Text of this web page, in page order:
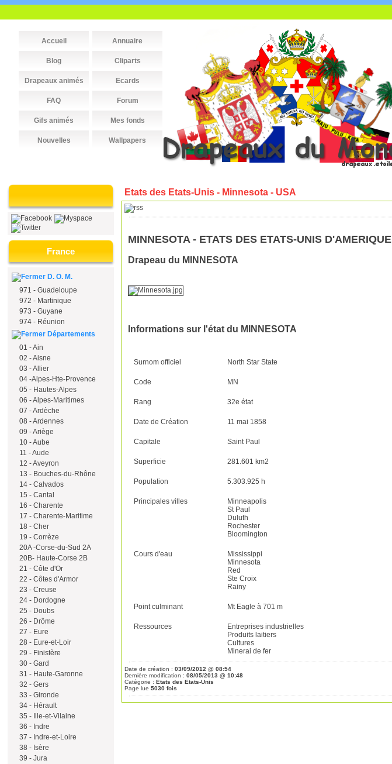
Accueil Annuaire
Blog Cliparts
Drapeaux animés Ecards
FAQ Forum
Gifs animés Mes fonds
Nouvelles Wallpapers
France
D. O. M.
971 - Guadeloupe
972 - Martinique
973 - Guyane
974 - Réunion
Départements
01 - Ain
02 - Aisne
03 - Allier
04 -Alpes-Hte-Provence
05 - Hautes-Alpes
06 - Alpes-Maritimes
07 - Ardèche
08 - Ardennes
09 - Ariège
10 - Aube
11 - Aude
12 - Aveyron
13 - Bouches-du-Rhône
14 - Calvados
15 - Cantal
16 - Charente
17 - Charente-Maritime
18 - Cher
19 - Corrèze
20A -Corse-du-Sud 2A
20B- Haute-Corse 2B
21 - Côte d'Or
22 - Côtes d'Armor
23 - Creuse
24 - Dordogne
25 - Doubs
26 - Drôme
27 - Eure
28 - Eure-et-Loir
29 - Finistère
30 - Gard
31 - Haute-Garonne
32 - Gers
33 - Gironde
34 - Hérault
35 - Ille-et-Vilaine
36 - Indre
37 - Indre-et-Loire
38 - Isère
39 - Jura
Etats des Etats-Unis - Minnesota - USA
MINNESOTA - ETATS DES ETATS-UNIS D'AMERIQUE
Drapeau du MINNESOTA
Informations sur l'état du MINNESOTA
Surnom officiel North Star State
Code MN
Rang 32e état
Date de Création 11 mai 1858
Capitale Saint Paul
Superficie 281.601 km2
Population 5.303.925 h
Principales villes
Minneapolis
St Paul
Duluth
Rochester
Bloomington
Cours d'eau
Mississippi
Minnesota
Red
Ste Croix
Rainy
Point culminant Mt Eagle à 701 m
Ressources
Entreprises industrielles
Produits laitiers
Cultures
Minerai de fer
Date de création : 03/09/2012 @ 08:54
Dernière modification : 08/05/2013 @ 10:48
Catégorie : Etats des Etats-Unis
Page lue 5030 fois